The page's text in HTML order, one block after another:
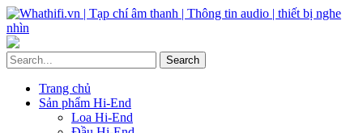
Trang chủ
Sản phẩm Hi-End
Loa Hi-End